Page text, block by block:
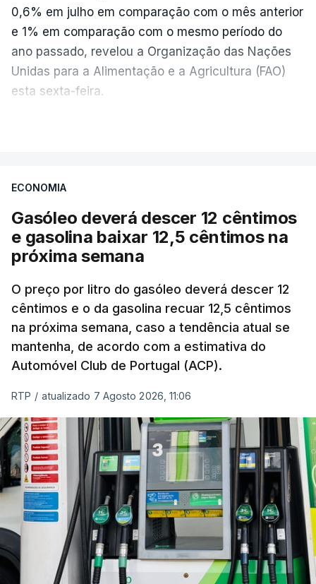
0,6% em julho em comparação com o mês anterior
e 1% em comparação com o mesmo período do
ano passado, revelou a Organização das Nações
Unidas para a Alimentação e a Agricultura (FAO)
esta sexta-feira.
com ondas de calor no Verão e conflitos na
Ucrânia e no Médio Oriente a elevar os
custos das colheitas.
O índice, que acompanha as variações mensais
de um cabaz de produtos alimentares
comercializados internacionalmente, subiu para
131,1 pontos em julho, face aos 130,3 de junho.
O aumento dos preços dos alimentos básicos
nas prateleiras nos meses seguintes, à medida
que os fornecedores repercutem os seus
custos nos consumidores.
Em julho, o aumento esteve associado aos preços
do açúcar (+5,6%), dos cereais (+3,4%) e dos
óleos vegetais (+2%).
Estes aumentos foram "parcialmente
ECONOMIA
Gasóleo deverá descer 12 cêntimos
e gasolina baixar 12,5 cêntimos na
próxima semana
O preço por litro do gasóleo deverá descer 12
cêntimos e o da gasolina recuar 12,5 cêntimos
na próxima semana, caso a tendência atual se
mantenha, de acordo com a estimativa do
Automóvel Club de Portugal (ACP).
RTP / atualizado 7 Agosto 2026, 11:06